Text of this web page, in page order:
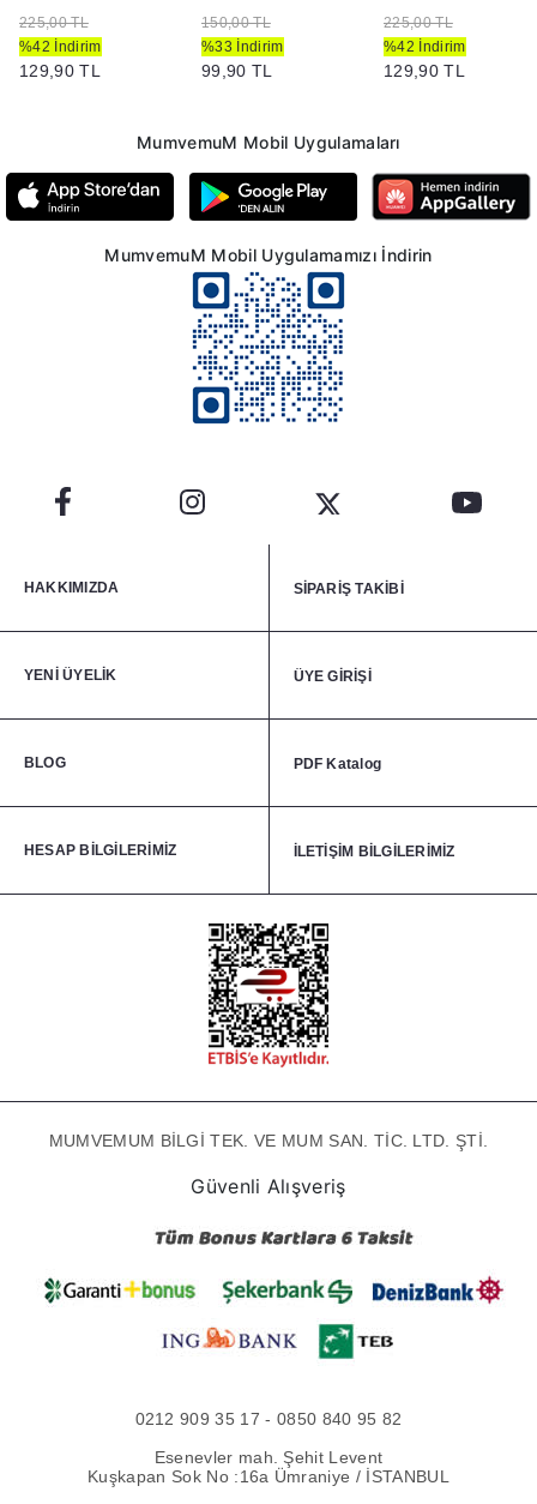
225,00 TL
%42 İndirim
129,90 TL
150,00 TL
%33 İndirim
99,90 TL
225,00 TL
%42 İndirim
129,90 TL
MumvemuM Mobil Uygulamaları
MumvemuM Mobil Uygulamamızı İndirin
HAKKIMIZDA SİPARİŞ TAKİBİ
YENİ ÜYELİK ÜYE GİRİŞİ
BLOG PDF Katalog
HESAP BİLGİLERİMİZ İLETİŞİM BİLGİLERİMİZ
MUMVEMUM BİLGİ TEK. VE MUM SAN. TİC. LTD. ŞTİ.
Güvenli Alışveriş
0212 909 35 17 - 0850 840 95 82
Esenevler mah. Şehit Levent
Kuşkapan Sok No :16a Ümraniye / İSTANBUL